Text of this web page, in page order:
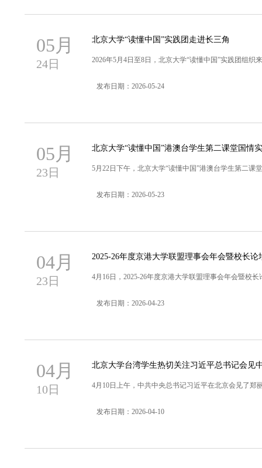
05月
24日
北京大学“读懂中国”实践团走进长三角
2026年5月4日至8日，北京大学“读懂中国”实践团组
发布日期：2026-05-24
05月
23日
北京大学“读懂中国”港澳台学生第二课堂国情
5月22日下午，北京大学“读懂中国”港澳台学生第二
发布日期：2026-05-23
04月
23日
2025-26年度京港大学联盟理事会年会暨校长论
4月16日，2025-26年度京港大学联盟理事会年会暨校
发布日期：2026-04-23
04月
10日
北京大学台湾学生热切关注习近平总书记会见
4月10日上午，中共中央总书记习近平在北京会见了
发布日期：2026-04-10